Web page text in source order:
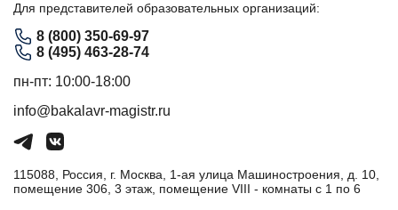
Для представителей образовательных организаций:
8 (800) 350-69-97
8 (495) 463-28-74
пн-пт: 10:00-18:00
info@bakalavr-magistr.ru
115088, Россия, г. Москва, 1-ая улица Машиностроения, д. 10,
помещение 306, 3 этаж, помещение VIII - комнаты с 1 по 6